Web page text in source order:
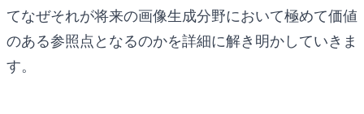
てなぜそれが将来の画像生成分野において極めて価値
のある参照点となるのかを詳細に解き明かしていきま
す。